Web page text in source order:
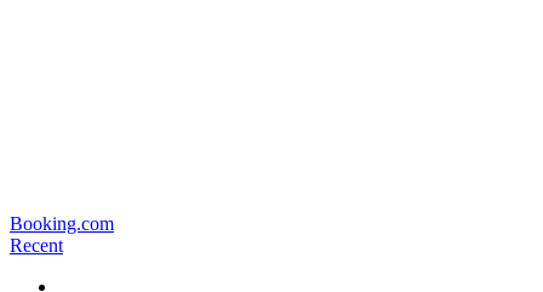
Booking.com
Recent